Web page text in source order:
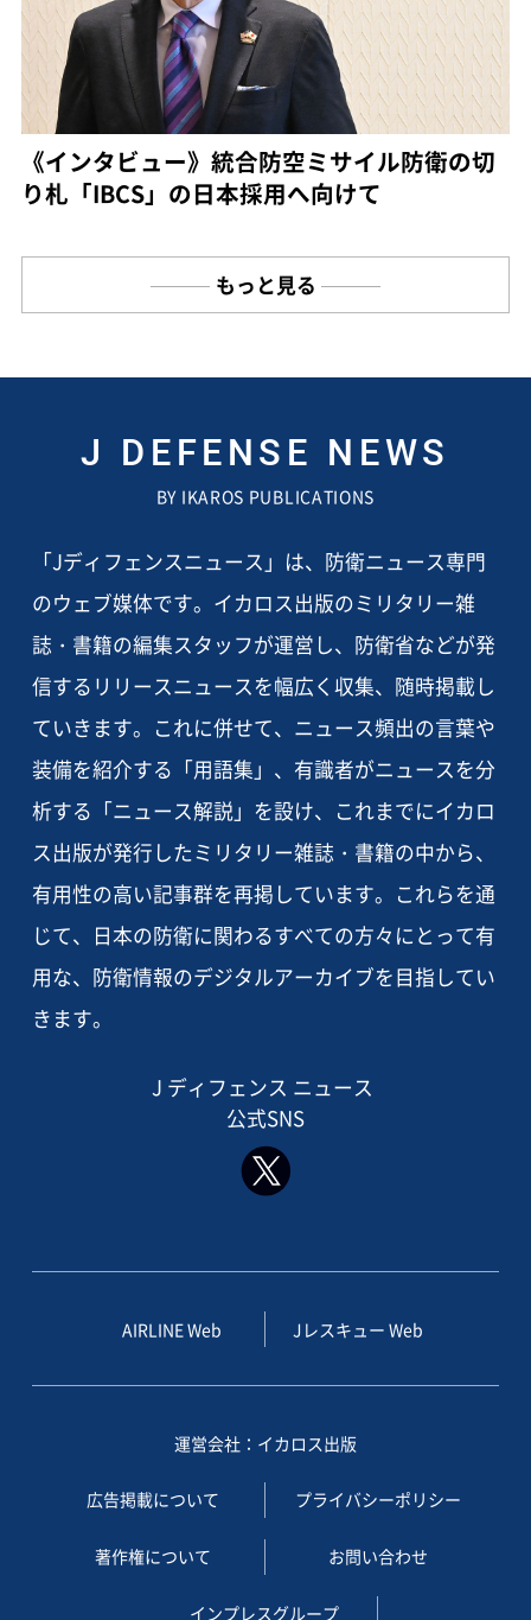
《インタビュー》統合防空ミサイル防衛の切
り札「IBCS」の日本採用へ向けて
もっと見る
J DEFENSE NEWS
BY IKAROS PUBLICATIONS
「Jディフェンスニュース」は、防衛ニュース専門
のウェブ媒体です。イカロス出版のミリタリー雑
誌・書籍の編集スタッフが運営し、防衛省などが発
信するリリースニュースを幅広く収集、随時掲載し
ていきます。これに併せて、ニュース頻出の言葉や
装備を紹介する「用語集」、有識者がニュースを分
析する「ニュース解説」を設け、これまでにイカロ
ス出版が発行したミリタリー雑誌・書籍の中から、
有用性の高い記事群を再掲しています。これらを通
じて、日本の防衛に関わるすべての方々にとって有
用な、防衛情報のデジタルアーカイブを目指してい
きます。
J ディフェンス ニュース
公式SNS
AIRLINE Web Jレスキュー Web
運営会社：イカロス出版
広告掲載について プライバシーポリシー
著作権について お問い合わせ
インプレスグループ